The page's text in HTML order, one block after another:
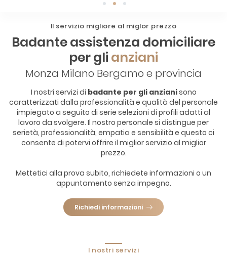
1 2 3
Il servizio migliore al miglor prezzo
Badante assistenza domiciliare
per gli anziani
Monza Milano Bergamo e provincia
I nostri servizi di badante per gli anzianisono
caratterizzati dalla professionalità e qualità del personale
impiegato a seguito di serie selezioni di profili adatti al
lavoro da svolgere. Il nostro personale si distingue per
serietà, professionalità, empatia e sensibilità e questo ci
consente di potervi offrire il miglior servizio al miglior
prezzo.
Mettetici alla prova subito, richiedete informazioni o un
appuntamento senza impegno.
Richiedi informazioni
I nostri servizi